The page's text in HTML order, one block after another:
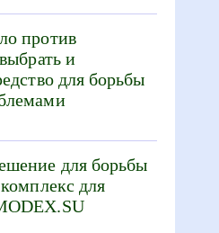
против
и
для борьбы
для борьбы
для